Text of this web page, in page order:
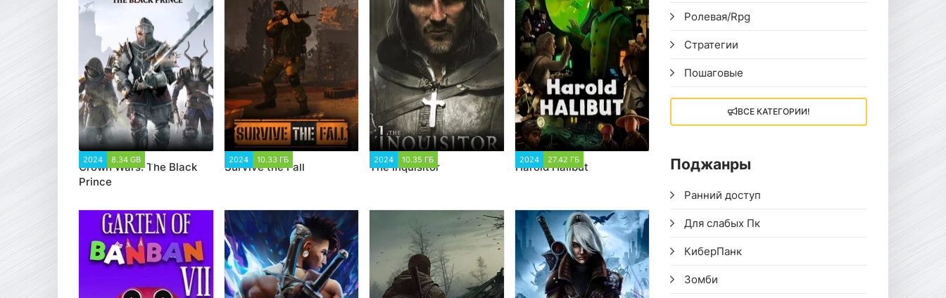
2024 8.34 GB
Crown Wars: The Black
Prince
2024 10.33 ГБ
Survive the Fall
2024 10.35 ГБ
The Inquisitor
2024 27.42 ГБ
Harold Halibut
Ролевая/Rpg
Стратегии
Пошаговые
ВСЕ КАТЕГОРИИ!
Поджанры
Ранний доступ
Для слабых Пк
КиберПанк
Зомби